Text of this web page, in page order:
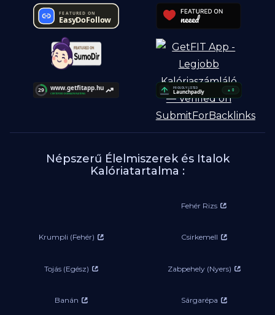
Népszerű Élelmiszerek és Italok
Kalóriatartalma :
Fehér Rizs
Krumpli (Fehér) Csirkemell
Tojás (Egész) Zabpehely (Nyers)
Banán Sárgarépa